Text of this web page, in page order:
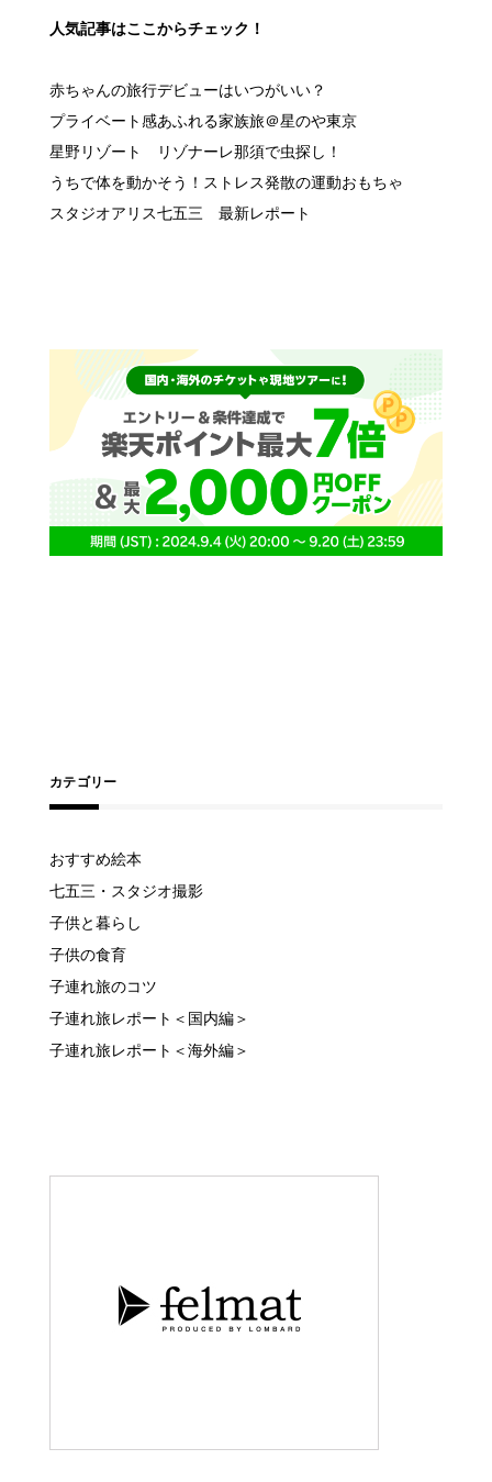
人気記事はここからチェック！
赤ちゃんの旅行デビューはいつがいい？
プライベート感あふれる家族旅＠星のや東京
星野リゾート リゾナーレ那須で虫探し！
うちで体を動かそう！ストレス発散の運動おもちゃ
スタジオアリス七五三 最新レポート
カテゴリー
おすすめ絵本
七五三・スタジオ撮影
子供と暮らし
子供の食育
子連れ旅のコツ
子連れ旅レポート＜国内編＞
子連れ旅レポート＜海外編＞